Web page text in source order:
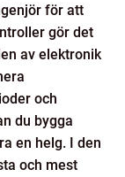
för att
gör det
av elektronik
och
du bygga
en helg. I den
och mest